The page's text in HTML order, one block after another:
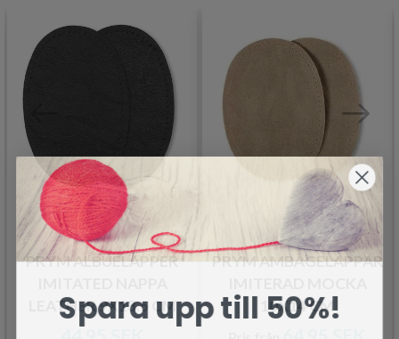
PRYM ALBUELAPPER
LEATHER 9X13.5 CM
PRYM AMBÅGELAPPAR
10X14 CM
Spara upp till 50%!